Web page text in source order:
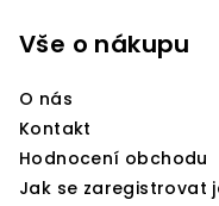
Vše o nákupu
O nás
Kontakt
Hodnocení obchodu
Jak se zaregistrovat